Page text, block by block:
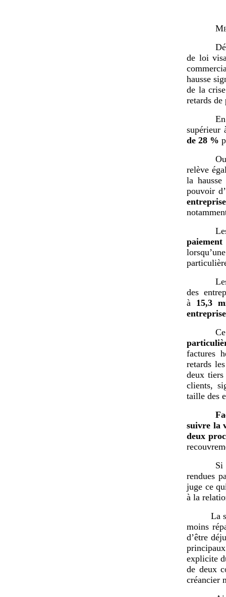
de loi
hausse
de la
retards de
supérieur
de 28 %
relève
la
pouvoir
des
à 15,3
factures
retards
deux tiers
clients,
taille des
suivre la
deux
Si
rendues
juge ce
à la
La
moins
d’être
explicite
de deux
créancier